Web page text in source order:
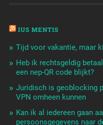
IUS MENTIS
Tijd voor vakantie, maar
Heb ik rechtsgeldig
een nep-QR code blijkt?
Juridisch is geoblocking
VPN omheen kunnen
Kan ik al iedereen gaan
persoonsgegevens naar